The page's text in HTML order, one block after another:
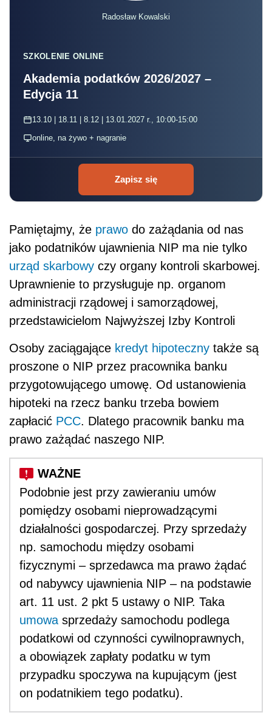
Radosław Kowalski
SZKOLENIE ONLINE
Akademia podatków 2026/2027 –
Edycja 11
13.10 | 18.11 | 8.12 | 13.01.2027 r., 10:00-15:00
online, na żywo + nagranie
Zapisz się
Pamiętajmy, że prawo do zażądania od nas
jako podatników ujawnienia NIP ma nie tylko
urząd skarbowy czy organy kontroli skarbowej.
Uprawnienie to przysługuje np. organom
administracji rządowej i samorządowej,
przedstawicielom Najwyższej Izby Kontroli
Osoby zaciągające kredyt hipoteczny także są
proszone o NIP przez pracownika banku
przygotowującego umowę. Od ustanowienia
hipoteki na rzecz banku trzeba bowiem
zapłacić PCC. Dlatego pracownik banku ma
prawo zażądać naszego NIP.
Podobnie jest przy zawieraniu umów
pomiędzy osobami nieprowadzącymi
działalności gospodarczej. Przy sprzedaży
np. samochodu między osobami
fizycznymi – sprzedawca ma prawo żądać
od nabywcy ujawnienia NIP – na podstawie
art. 11 ust. 2 pkt 5 ustawy o NIP. Taka
umowa sprzedaży samochodu podlega
podatkowi od czynności cywilnoprawnych,
a obowiązek zapłaty podatku w tym
przypadku spoczywa na kupującym (jest
on podatnikiem tego podatku).